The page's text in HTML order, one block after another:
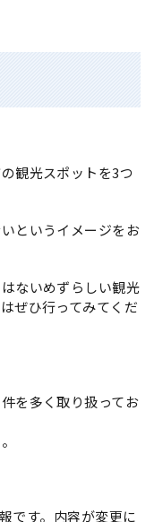
観光スポットを3つ
というイメージをお
ないめずらしい観光
ぜひ行ってみてくだ
を多く取り扱ってお
です。内容が変更に